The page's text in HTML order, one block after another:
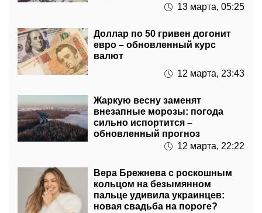
13 марта, 05:25
Доллар по 50 гривен догонит
евро – обновленный курс
валют
12 марта, 23:43
Жаркую весну заменят
внезапные морозы: погода
сильно испортится –
обновленный прогноз
12 марта, 22:22
Вера Брежнева с роскошным
кольцом на безымянном
пальце удивила украинцев:
новая свадьба на пороге?